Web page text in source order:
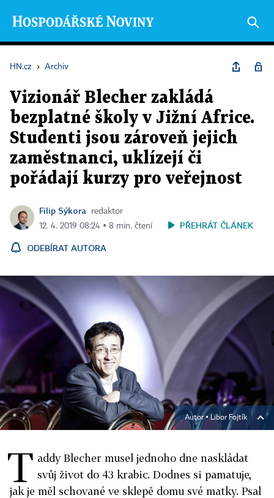
HN.cz › Archiv
Vizionář Blecher zakládá
bezplatné školy v Jižní Africe.
Studenti jsou zároveň jejich
zaměstnanci, uklízejí či
pořádají kurzy pro veřejnost
Filip Sýkora
redaktor
12. 4. 2019 08:24 ▪ 8 min. čtení
PŘEHRÁT ČLÁNEK
ODEBÍRAT AUTORA
Autor ▪Libor Fojtík
T addy Blecher musel jednoho dne naskládat
svůj život do 43 krabic. Dodnes si pamatuje,
jak je měl schované ve sklepě domu své matky. Psal